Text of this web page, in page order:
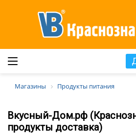
Магазины Продукты питания
Вкусный-Дом.рф
продукты доставка)